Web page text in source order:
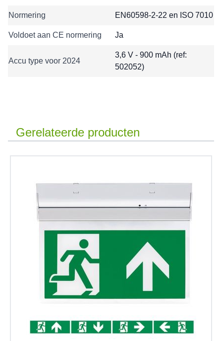
Normering EN60598-2-22 en ISO 7010
Voldoet aan CE normering Ja
Accu type voor 2024
3,6 V - 900 mAh (ref:
502052)
Gerelateerde producten